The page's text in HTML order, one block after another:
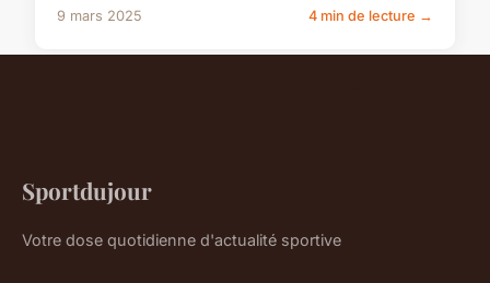
9 mars 2025 4 min de lecture →
Sportdujour
Votre dose quotidienne d'actualité sportive